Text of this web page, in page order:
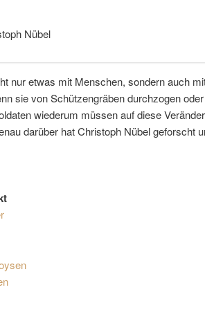
Nübel
nur etwas mit Menschen, sondern auch
sie von Schützengräben durchzogen
wiederum müssen auf diese
darüber hat Christoph Nübel geforscht